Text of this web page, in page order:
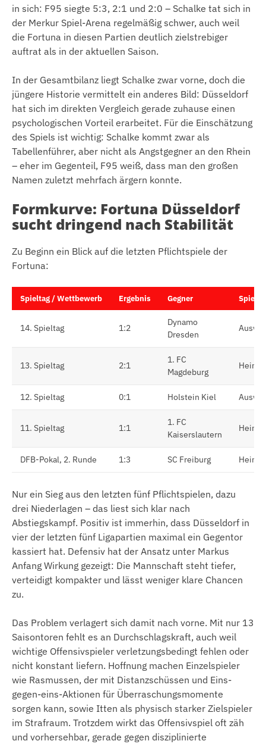
in sich: F95 siegte 5:3, 2:1 und 2:0 – Schalke tat sich in
der Merkur Spiel-Arena regelmäßig schwer, auch weil
die Fortuna in diesen Partien deutlich zielstrebiger
auftrat als in der aktuellen Saison.
In der Gesamtbilanz liegt Schalke zwar vorne, doch die
jüngere Historie vermittelt ein anderes Bild: Düsseldorf
hat sich im direkten Vergleich gerade zuhause einen
psychologischen Vorteil erarbeitet. Für die Einschätzung
des Spiels ist wichtig: Schalke kommt zwar als
Tabellenführer, aber nicht als Angstgegner an den Rhein
– eher im Gegenteil, F95 weiß, dass man den großen
Namen zuletzt mehrfach ärgern konnte.
Formkurve: Fortuna Düsseldorf
sucht dringend nach Stabilität
Zu Beginn ein Blick auf die letzten Pflichtspiele der
Fortuna:
Spieltag / Wettbewerb Ergebnis Gegner
14. Spieltag 1:2
Dynamo
Dresden
13. Spieltag 2:1
1. FC
Magdeburg
Heim
12. Spieltag 0:1 Holstein Kiel
11. Spieltag 1:1
1. FC
Kaiserslautern
Heim
DFB-Pokal, 2. Runde 1:3 SC Freiburg Heim
Nur ein Sieg aus den letzten fünf Pflichtspielen, dazu
drei Niederlagen – das liest sich klar nach
Abstiegskampf. Positiv ist immerhin, dass Düsseldorf in
vier der letzten fünf Ligapartien maximal ein Gegentor
kassiert hat. Defensiv hat der Ansatz unter Markus
Anfang Wirkung gezeigt: Die Mannschaft steht tiefer,
verteidigt kompakter und lässt weniger klare Chancen
zu.
Das Problem verlagert sich damit nach vorne. Mit nur 13
Saisontoren fehlt es an Durchschlagskraft, auch weil
wichtige Offensivspieler verletzungsbedingt fehlen oder
nicht konstant liefern. Hoffnung machen Einzelspieler
wie Rasmussen, der mit Distanzschüssen und Eins-
gegen-eins-Aktionen für Überraschungsmomente
sorgen kann, sowie Itten als physisch starker Zielspieler
im Strafraum. Trotzdem wirkt das Offensivspiel oft zäh
und vorhersehbar, gerade gegen disziplinierte